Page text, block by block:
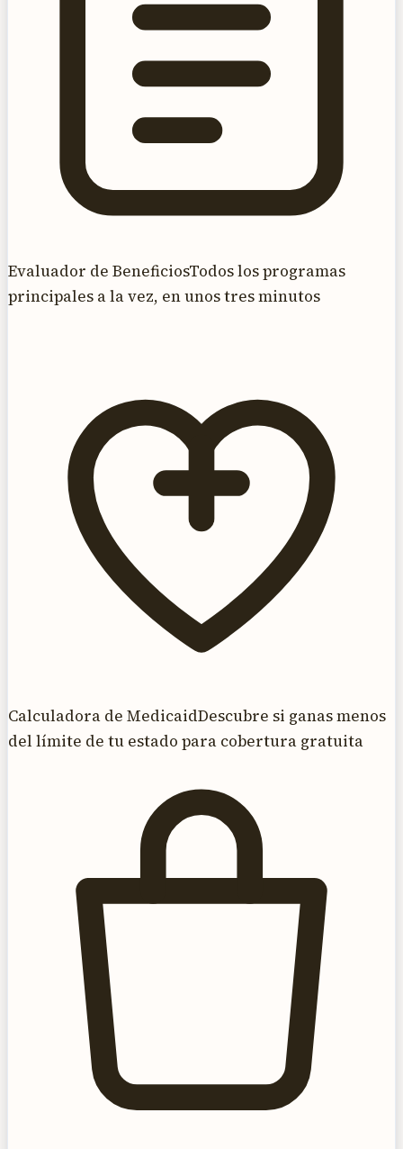
Evaluador de BeneficiosTodos los programas
principales a la vez, en unos tres minutos
Calculadora de MedicaidDescubre si ganas menos
del límite de tu estado para cobertura gratuita